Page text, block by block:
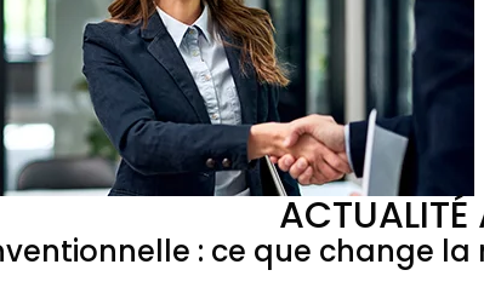
ACTUALITÉ
: ce que change